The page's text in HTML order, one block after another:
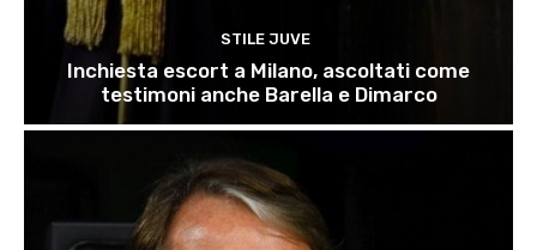
STILE JUVE
Inchiesta escort a Milano, ascoltati come
testimoni anche Barella e Dimarco